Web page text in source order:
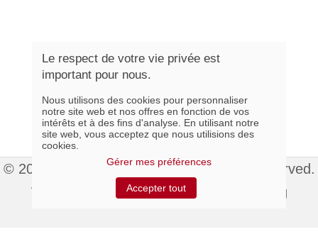
© 2015 Colonial Élégance Inc. All rights reserved.
Website hosted byIndex Web Marketing
Le respect de votre vie privée est
important pour nous.
Nous utilisons des cookies pour personnaliser
notre site web et nos offres en fonction de vos
intérêts et à des fins d'analyse. En utilisant notre
site web, vous acceptez que nous utilisions des
cookies.
Gérer mes préférences
Accepter tout